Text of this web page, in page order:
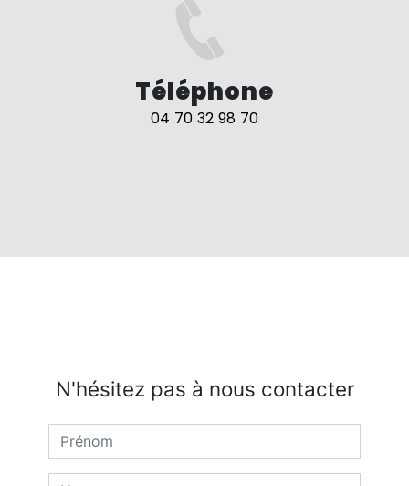
Téléphone
04 70 32 98 70
N'hésitez pas à nous contacter